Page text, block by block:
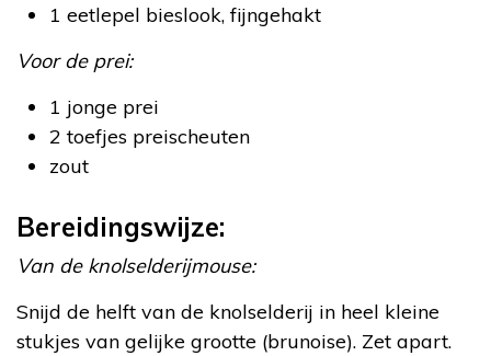
1 eetlepel bieslook, fijngehakt
Voor de prei:
1 jonge prei
2 toefjes preischeuten
zout
Bereidingswijze:
Van de knolselderijmouse:
Snijd de helft van de knolselderij in heel kleine
stukjes van gelijke grootte (brunoise). Zet apart.